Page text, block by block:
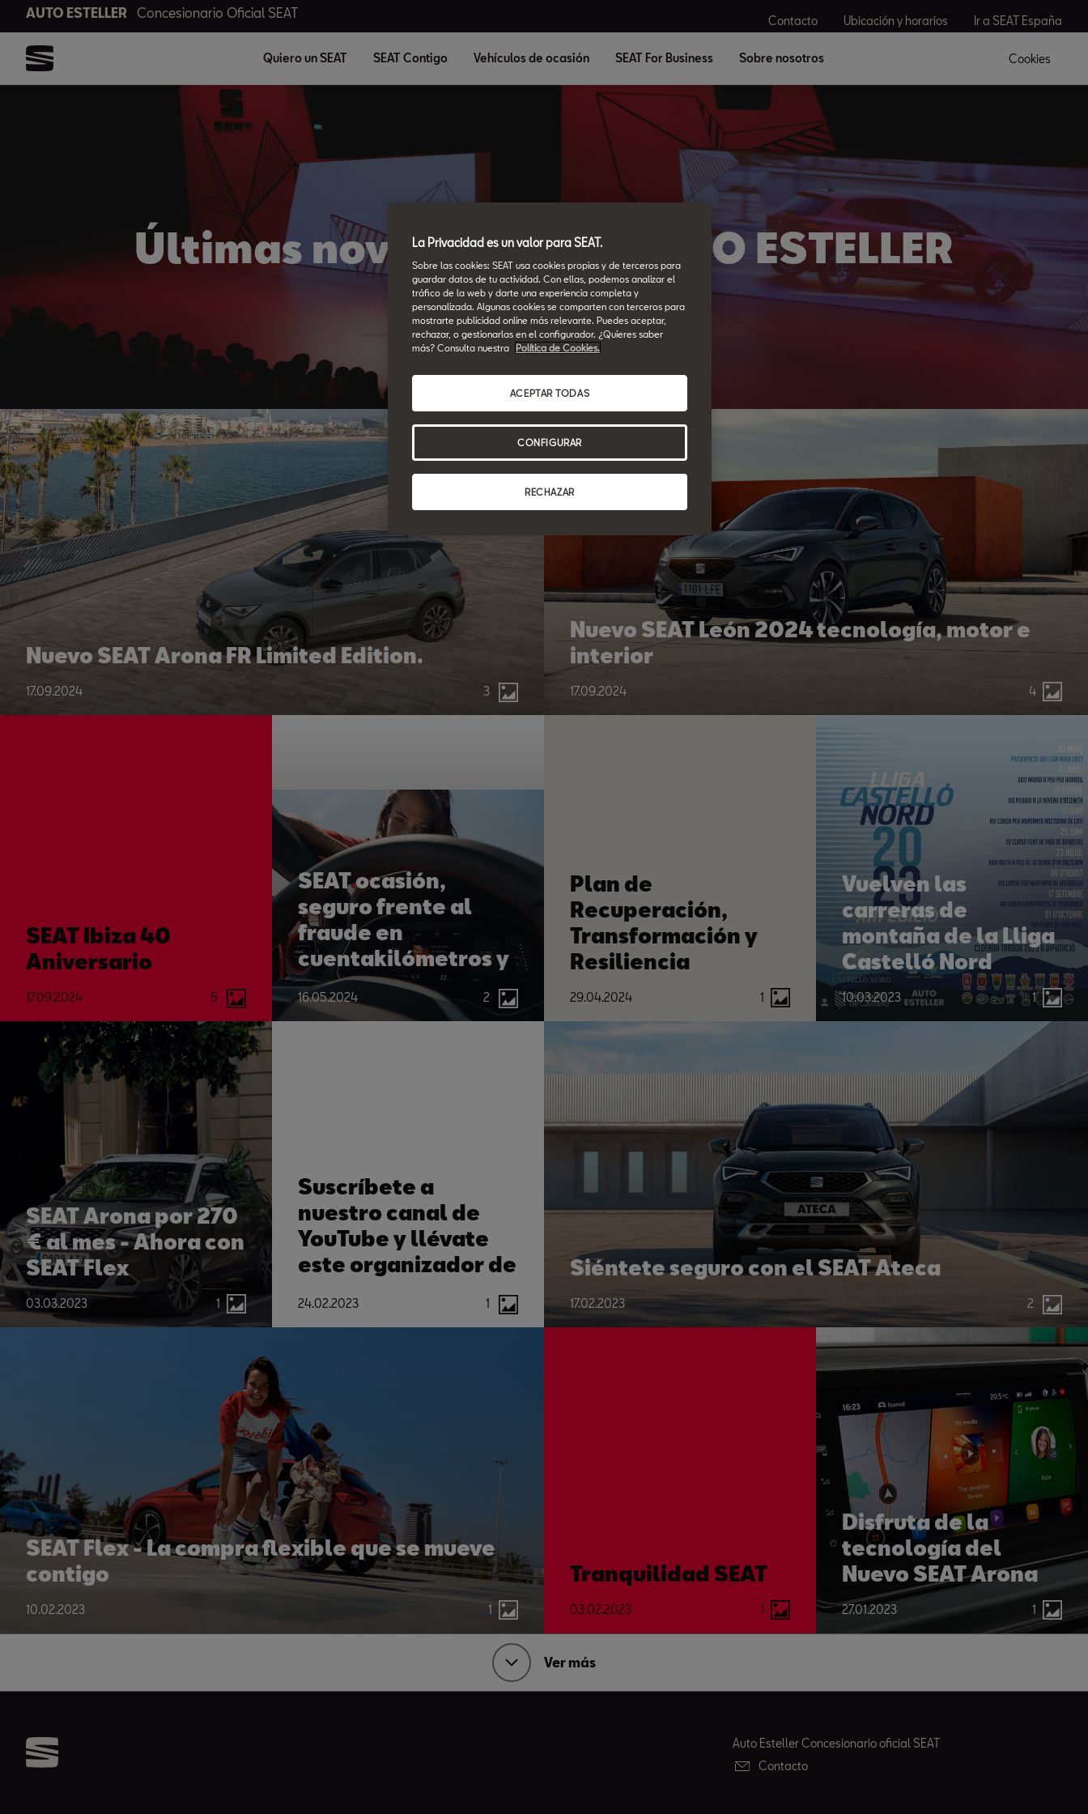
AUTO ESTELLER Concesionario Oficial SEAT
Contacto Ubicación y horarios Ir a SEAT España
Quiero un SEAT SEAT Contigo Vehículos de ocasión SEAT For Business Sobre nosotros Cookies
Últimas novedades de AUTO ESTELLER
Nuevo SEAT Arona FR Limited Edition.
17.09.2024 3
Nuevo SEAT León 2024 tecnología, motor e
interior
17.09.2024 4
SEAT Ibiza 40
Aniversario
17.09.2024 5
SEAT ocasión,
seguro frente al
fraude en
cuentakilómetros y
daños ocultos
16.05.2024 2
Plan de
Recuperación,
Transformación y
Resiliencia
29.04.2024 1
Vuelven las
carreras de
montaña de la Lliga
Castelló Nord
10.03.2023 1
SEAT Arona por 270
€ al mes - Ahora con
SEAT Flex
03.03.2023 1
Suscríbete a
nuestro canal de
YouTube y llévate
este organizador de
24.02.2023 1
Siéntete seguro con el SEAT Ateca
17.02.2023 2
SEAT Flex - La compra flexible que se mueve
contigo
10.02.2023 1
Tranquilidad SEAT
03.02.2023 1
Disfruta de la
tecnología del
Nuevo SEAT Arona
27.01.2023 1
Ver más
Auto Esteller Concesionario oficial SEAT
Contacto
La Privacidad es un valor para SEAT.
Sobre las cookies: SEAT usa cookies propias y de terceros para
guardar datos de tu actividad. Con ellas, podemos analizar el
tráfico de la web y darte una experiencia completa y
personalizada. Algunas cookies se comparten con terceros para
mostrarte publicidad online más relevante. Puedes aceptar,
rechazar, o gestionarlas en el configurador. ¿Quieres saber
más? Consulta nuestra
Política de Cookies.
RECHAZAR
ACEPTAR TODAS
CONFIGURAR